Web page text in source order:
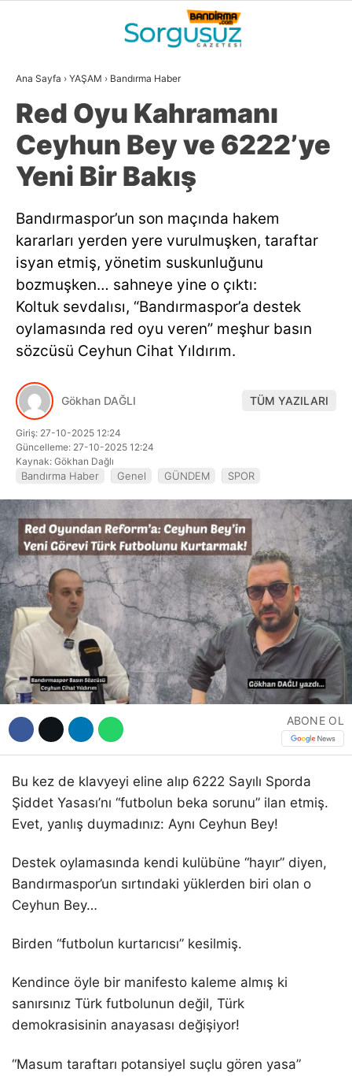
WhatsApp İhbar
Instagram
Youtube
28.4
BALIKESIR
GALERİ VİDEO
DÜNYA
EKONOMİ
MAGAZİN
DİĞER
Ana Sayfa › YAŞAM › Bandırma Haber
Red Oyu Kahramanı
Ceyhun Bey ve 6222’ye
Yeni Bir Bakış
Bandırmaspor’un son maçında hakem
kararları yerden yere vurulmuşken, taraftar
isyan etmiş, yönetim suskunluğunu
bozmuşken… sahneye yine o çıktı:
Koltuk sevdalısı, “Bandırmaspor’a destek
oylamasında red oyu veren” meşhur basın
sözcüsü Ceyhun Cihat Yıldırım.
Gökhan DAĞLI TÜM YAZILARI
Giriş: 27-10-2025 12:24
Güncelleme: 27-10-2025 12:24
Kaynak: Gökhan Dağlı
Bandırma Haber Genel GÜNDEM SPOR
ABONE OL
Bu kez de klavyeyi eline alıp 6222 Sayılı Sporda
Şiddet Yasası’nı “futbolun beka sorunu” ilan etmiş.
Evet, yanlış duymadınız: Aynı Ceyhun Bey!
Destek oylamasında kendi kulübüne “hayır” diyen,
Bandırmaspor’un sırtındaki yüklerden biri olan o
Ceyhun Bey…
Birden “futbolun kurtarıcısı” kesilmiş.
Kendince öyle bir manifesto kaleme almış ki
sanırsınız Türk futbolunun değil, Türk
demokrasisinin anayasası değişiyor!
“Masum taraftarı potansiyel suçlu gören yasa”